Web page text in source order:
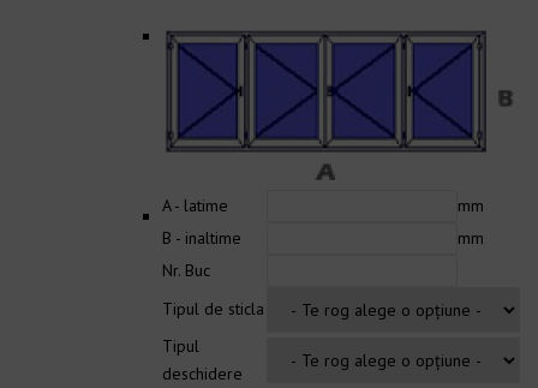
A - latime
mm
B - inaltime
mm
Nr. Buc
Tipul de sticla
Tipul
deschidere